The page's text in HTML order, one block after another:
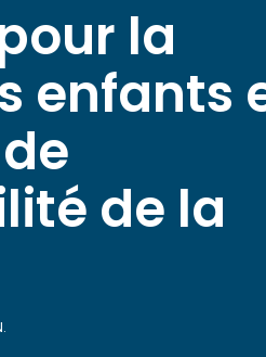
la
enfants
de la